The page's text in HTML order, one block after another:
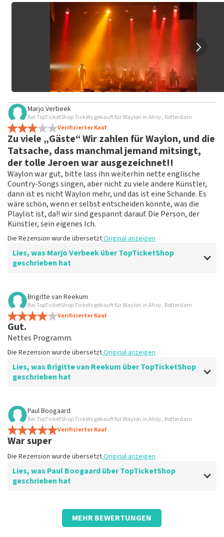
beleidigender Sprache und/oder falschen Angaben werden
nicht veröffentlicht. Es kann einige Wochen dauern, bis eine
Bewertung veröffentlicht wird.
Marjo Verbeek
Bei TopTicketShop Tickets gekauft für Waylon in Ahoy, Rotterdam
Verifizierter Kauf
Zu viele „Gäste“ Wir zahlen für Waylon, und die
Tatsache, dass manchmal jemand mitsingt,
der tolle Jeroen war ausgezeichnet!!
Waylon war gut, bitte lass ihn weiterhin nette englische
Country-Songs singen, aber nicht zu viele andere Künstler,
dann ist es nicht Waylon mehr, und das ist eine Schande. Es
wäre schön, wenn er selbst entscheiden könnte, was die
Playlist ist, da!! wir sind gespannt darauf. Die Person, der
Künstler, sein eigenes Ich.
Die Rezension wurde übersetztOriginal anzeigen
Lies, was Marjo Verbeek über TopTicketShop
geschrieben hat
Bewertung von Marjo Verbeek über
Schön zu lesen, was Ihre Ergebnisse sind
Nettes Medium, eindeutig klar, ehrlich.
Die Rezension wurde übersetzt
Brigitte van Reekum
Bei TopTicketShop Tickets gekauft für Waylon in Ahoy, Rotterdam
Verifizierter Kauf
Gut.
Nettes Programm.
Die Rezension wurde übersetztOriginal anzeigen
Lies, was Brigitte van Reekum über TopTicketShop
geschrieben hat
Bewertung von Brigitte van Reekum über
gut
Die Rezension wurde übersetzt
Paul Boogaard
Bei TopTicketShop Tickets gekauft für Waylon in Ahoy, Rotterdam
Verifizierter Kauf
War super
Die Rezension wurde übersetztOriginal anzeigen
Lies, was Paul Boogaard über TopTicketShop
geschrieben hat
Bewertung von Paul Boogaard überTopTicketShop
Alles übersichtlich angeordnet
MEHR BEWERTUNGEN